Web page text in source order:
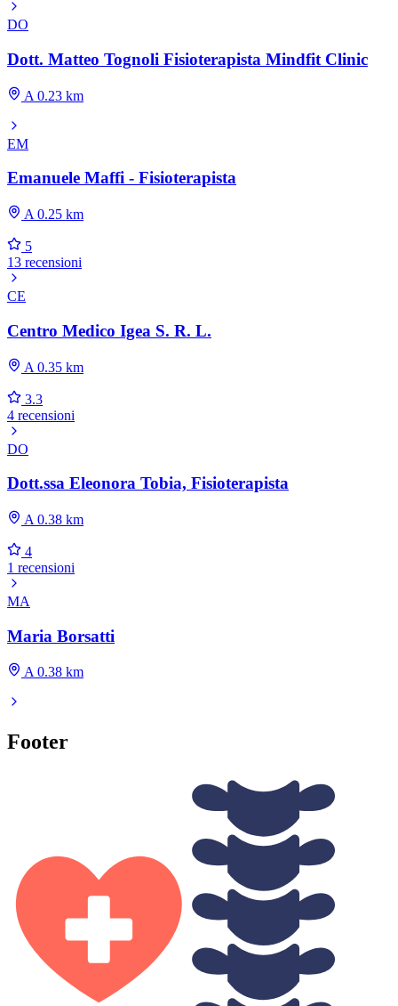
DO
Dott. Matteo Tognoli Fisioterapista Mindfit Clinic
A 0.23 km
EM
Emanuele Maffi - Fisioterapista
A 0.25 km
5
13 recensioni
CE
Centro Medico Igea S. R. L.
A 0.35 km
3.3
4 recensioni
DO
Dott.ssa Eleonora Tobia, Fisioterapista
A 0.38 km
4
1 recensioni
MA
Maria Borsatti
A 0.38 km
Footer